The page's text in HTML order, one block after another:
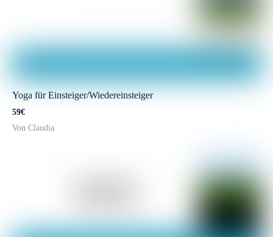
Yoga für Einsteiger/Wiedereinsteiger
59€
Von Claudia